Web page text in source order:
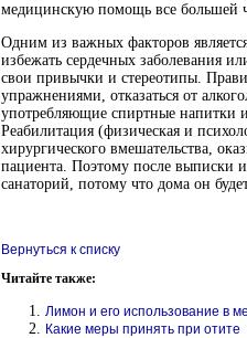
медицинскую помощь все большей
Одним из важных факторов
избежать сердечных заболевания
свои привычки и стереотипы.
упражнениями, отказаться от
употребляющие спиртные напитки
Реабилитация (физическая и
хирургического вмешательства,
пациента. Поэтому после выписки
санаторий, потому что дома он
Вернуться к списку
Читайте также:
Лимон и его использование в
Какие меры принять при отите